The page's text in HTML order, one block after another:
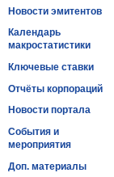
Новости эмитентов
Календарь
макростатистики
Ключевые ставки
Отчёты корпораций
Новости портала
События и
мероприятия
Доп. материалы